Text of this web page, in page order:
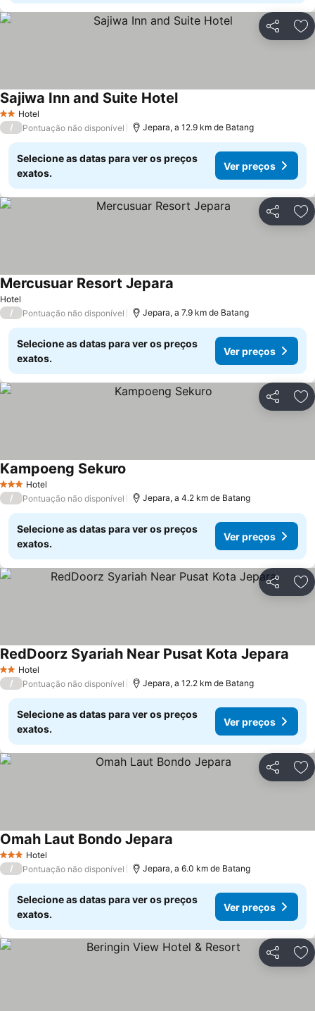
Partilhar
2 Estrelas
Hotel
Sajiwa Inn and Suite HotelVer preços
/ Pontuação não disponível Jepara, a 12.9 km de Batang
Selecione as datas para ver os preços
exatos.
Ver preços
Partilhar
Hotel
Mercusuar Resort Jepara
/ Pontuação não disponível Jepara, a 7.9 km de Batang
Selecione as datas para ver os preços
exatos.
Ver preços
Partilhar
3 EstrelasHotel
Kampoeng Sekuro
/ Pontuação não disponível Jepara, a 4.2 km de Batang
Selecione as datas para ver os preços
exatos.
Ver preços
Partilhar
2 Estrelas
Hotel
RedDoorz Syariah Near Pusat Kota Jepara
/ Pontuação não disponível Jepara, a 12.2 km de Batang
Selecione as datas para ver os preços
exatos.
Ver preços
Partilhar
3 EstrelasHotel
Omah Laut Bondo Jepara
/ Pontuação não disponível Jepara, a 6.0 km de Batang
Selecione as datas para ver os preços
exatos.
Ver preços
Partilhar